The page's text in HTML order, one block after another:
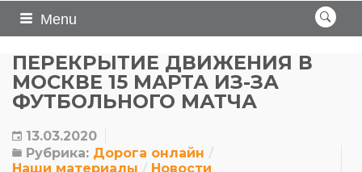
Menu
ПЕРЕКРЫТИЕ ДВИЖЕНИЯ В
МОСКВЕ 15 МАРТА ИЗ-ЗА
ФУТБОЛЬНОГО МАТЧА
13.03.2020
Рубрика: Дорога онлайн
Наши материалы
Новости